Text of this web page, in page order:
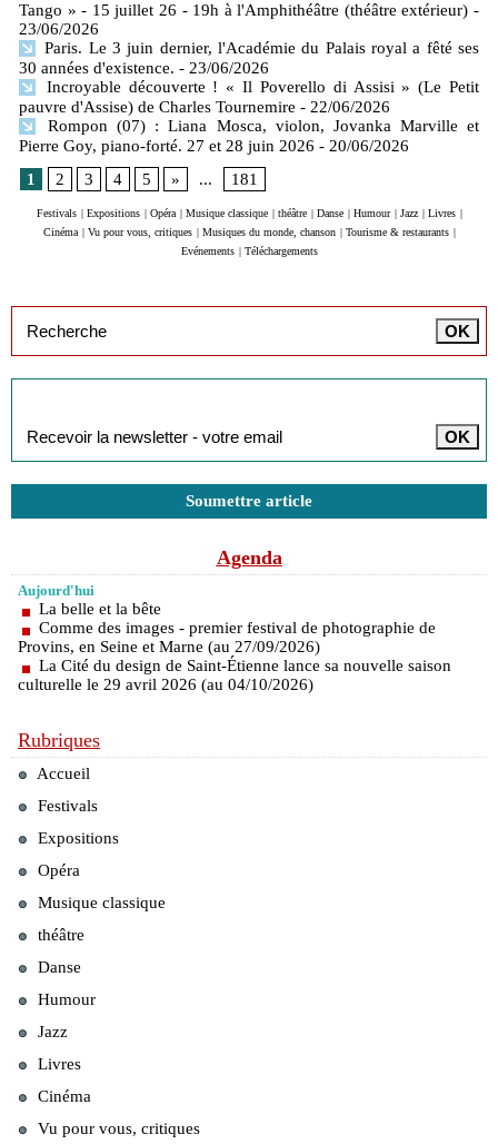
Tango » - 15 juillet 26 - 19h à l'Amphithéâtre (théâtre extérieur) -
23/06/2026
Paris. Le 3 juin dernier, l'Académie du Palais royal a fêté ses
30 années d'existence. - 23/06/2026
Incroyable découverte ! « Il Poverello di Assisi » (Le Petit
pauvre d'Assise) de Charles Tournemire - 22/06/2026
Rompon (07) : Liana Mosca, violon, Jovanka Marville et
Pierre Goy, piano-forté. 27 et 28 juin 2026 - 20/06/2026
1
2 3 4 5 » ... 181
Festivals | Expositions | Opéra | Musique classique | théâtre | Danse | Humour | Jazz | Livres |
Cinéma | Vu pour vous, critiques | Musiques du monde, chanson | Tourisme & restaurants |
Evénements | Téléchargements
Soumettre article
Agenda
Aujourd'hui
La belle et la bête
Comme des images - premier festival de photographie de
Provins, en Seine et Marne (au 27/09/2026)
La Cité du design de Saint-Étienne lance sa nouvelle saison
culturelle le 29 avril 2026 (au 04/10/2026)
Rubriques
Accueil
Festivals
Expositions
Opéra
Musique classique
théâtre
Danse
Humour
Jazz
Livres
Cinéma
Vu pour vous, critiques